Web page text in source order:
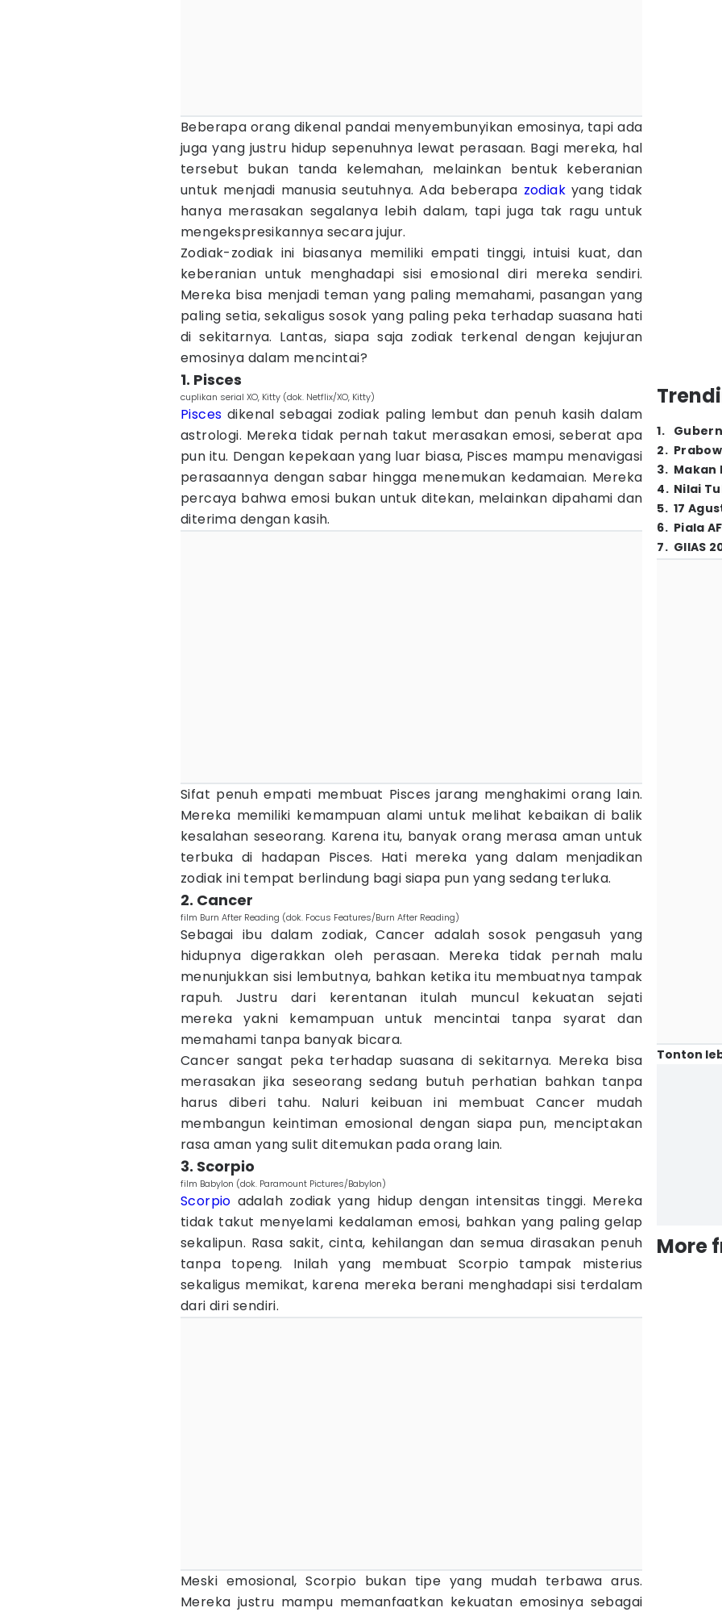
Beberapa orang dikenal pandai menyembunyikan emosinya, tapi ada
juga yang justru hidup sepenuhnya lewat perasaan. Bagi mereka, hal
tersebut bukan tanda kelemahan, melainkan bentuk keberanian
untuk menjadi manusia seutuhnya. Ada beberapa zodiakyang tidak
hanya merasakan segalanya lebih dalam, tapi juga tak ragu untuk
mengekspresikannya secara jujur.
Zodiak-zodiak ini biasanya memiliki empati tinggi, intuisi kuat, dan
keberanian untuk menghadapi sisi emosional diri mereka sendiri.
Mereka bisa menjadi teman yang paling memahami, pasangan yang
paling setia, sekaligus sosok yang paling peka terhadap suasana hati
di sekitarnya. Lantas, siapa saja zodiak terkenal dengan kejujuran
emosinya dalam mencintai?
1. Pisces
cuplikan serial XO, Kitty (dok. Netflix/XO, Kitty)
Pisces dikenal sebagai zodiak paling lembut dan penuh kasih dalam
astrologi. Mereka tidak pernah takut merasakan emosi, seberat apa
pun itu. Dengan kepekaan yang luar biasa, Pisces mampu menavigasi
perasaannya dengan sabar hingga menemukan kedamaian. Mereka
percaya bahwa emosi bukan untuk ditekan, melainkan dipahami dan
diterima dengan kasih.
Sifat penuh empati membuat Pisces jarang menghakimi orang lain.
Mereka memiliki kemampuan alami untuk melihat kebaikan di balik
kesalahan seseorang. Karena itu, banyak orang merasa aman untuk
terbuka di hadapan Pisces. Hati mereka yang dalam menjadikan
zodiak ini tempat berlindung bagi siapa pun yang sedang terluka.
2. Cancer
film Burn After Reading (dok. Focus Features/Burn After Reading)
Sebagai ibu dalam zodiak, Cancer adalah sosok pengasuh yang
hidupnya digerakkan oleh perasaan. Mereka tidak pernah malu
menunjukkan sisi lembutnya, bahkan ketika itu membuatnya tampak
rapuh. Justru dari kerentanan itulah muncul kekuatan sejati
mereka yakni kemampuan untuk mencintai tanpa syarat dan
memahami tanpa banyak bicara.
Cancer sangat peka terhadap suasana di sekitarnya. Mereka bisa
merasakan jika seseorang sedang butuh perhatian bahkan tanpa
harus diberi tahu. Naluri keibuan ini membuat Cancer mudah
membangun keintiman emosional dengan siapa pun, menciptakan
rasa aman yang sulit ditemukan pada orang lain.
3. Scorpio
film Babylon (dok. Paramount Pictures/Babylon)
Scorpio adalah zodiak yang hidup dengan intensitas tinggi. Mereka
tidak takut menyelami kedalaman emosi, bahkan yang paling gelap
sekalipun. Rasa sakit, cinta, kehilangan dan semua dirasakan penuh
tanpa topeng. Inilah yang membuat Scorpio tampak misterius
sekaligus memikat, karena mereka berani menghadapi sisi terdalam
dari diri sendiri.
Meski emosional, Scorpio bukan tipe yang mudah terbawa arus.
Mereka justru mampu memanfaatkan kekuatan emosinya sebagai
1.
2.
3. Makan
4. Nilai
5. 17
6. Piala
7. GIIAS
Tonton
More